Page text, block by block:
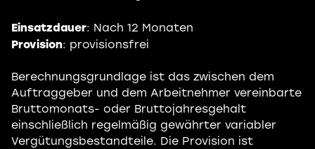
Einsatzdauer: Nach 12 Monaten
Provision: provisionsfrei
Berechnungsgrundlage ist das zwischen dem
Auftraggeber und dem Arbeitnehmer vereinbarte
Bruttomonats- oder Bruttojahresgehalt
einschließlich regelmäßig gewährter variabler
Vergütungsbestandteile. Die Provision ist